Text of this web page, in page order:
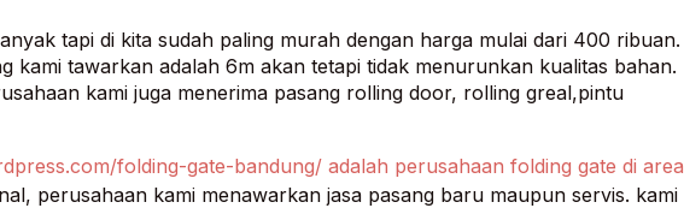
tapi di kita sudah paling murah dengan harga mulai dari 400 ribuan.
kami tawarkan adalah 6m akan tetapi tidak menurunkan kualitas bahan.
kami juga menerima pasang rolling door, rolling greal,pintu
folding-gate-bandung/ adalah perusahaan folding gate di area
perusahaan kami menawarkan jasa pasang baru maupun servis. kami